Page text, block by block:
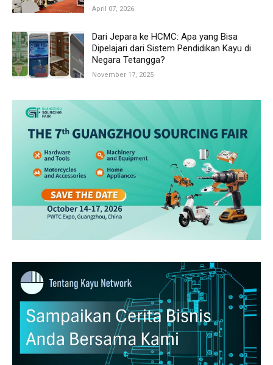
April 07, 2026
Dari Jepara ke HCMC: Apa yang Bisa
Dipelajari dari Sistem Pendidikan Kayu di
Negara Tetangga?
November 17, 2025